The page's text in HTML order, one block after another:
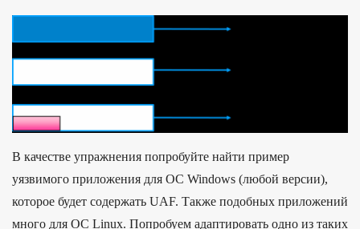
В качестве упражнения попробуйте найти пример
уязвимого приложения для ОС Windows (любой версии),
которое будет содержать UAF. Также подобных приложений
много для ОС Linux. Попробуем адаптировать одно из таких